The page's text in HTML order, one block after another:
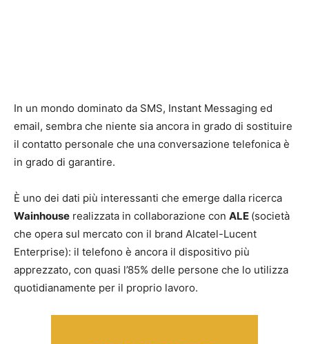
In un mondo dominato da SMS, Instant Messaging ed
email, sembra che niente sia ancora in grado di sostituire
il contatto personale che una conversazione telefonica è
in grado di garantire.
È uno dei dati più interessanti che emerge dalla ricerca
Wainhouse realizzata in collaborazione con ALE (società
che opera sul mercato con il brand Alcatel-Lucent
Enterprise): il telefono è ancora il dispositivo più
apprezzato, con quasi l’85% delle persone che lo utilizza
quotidianamente per il proprio lavoro.